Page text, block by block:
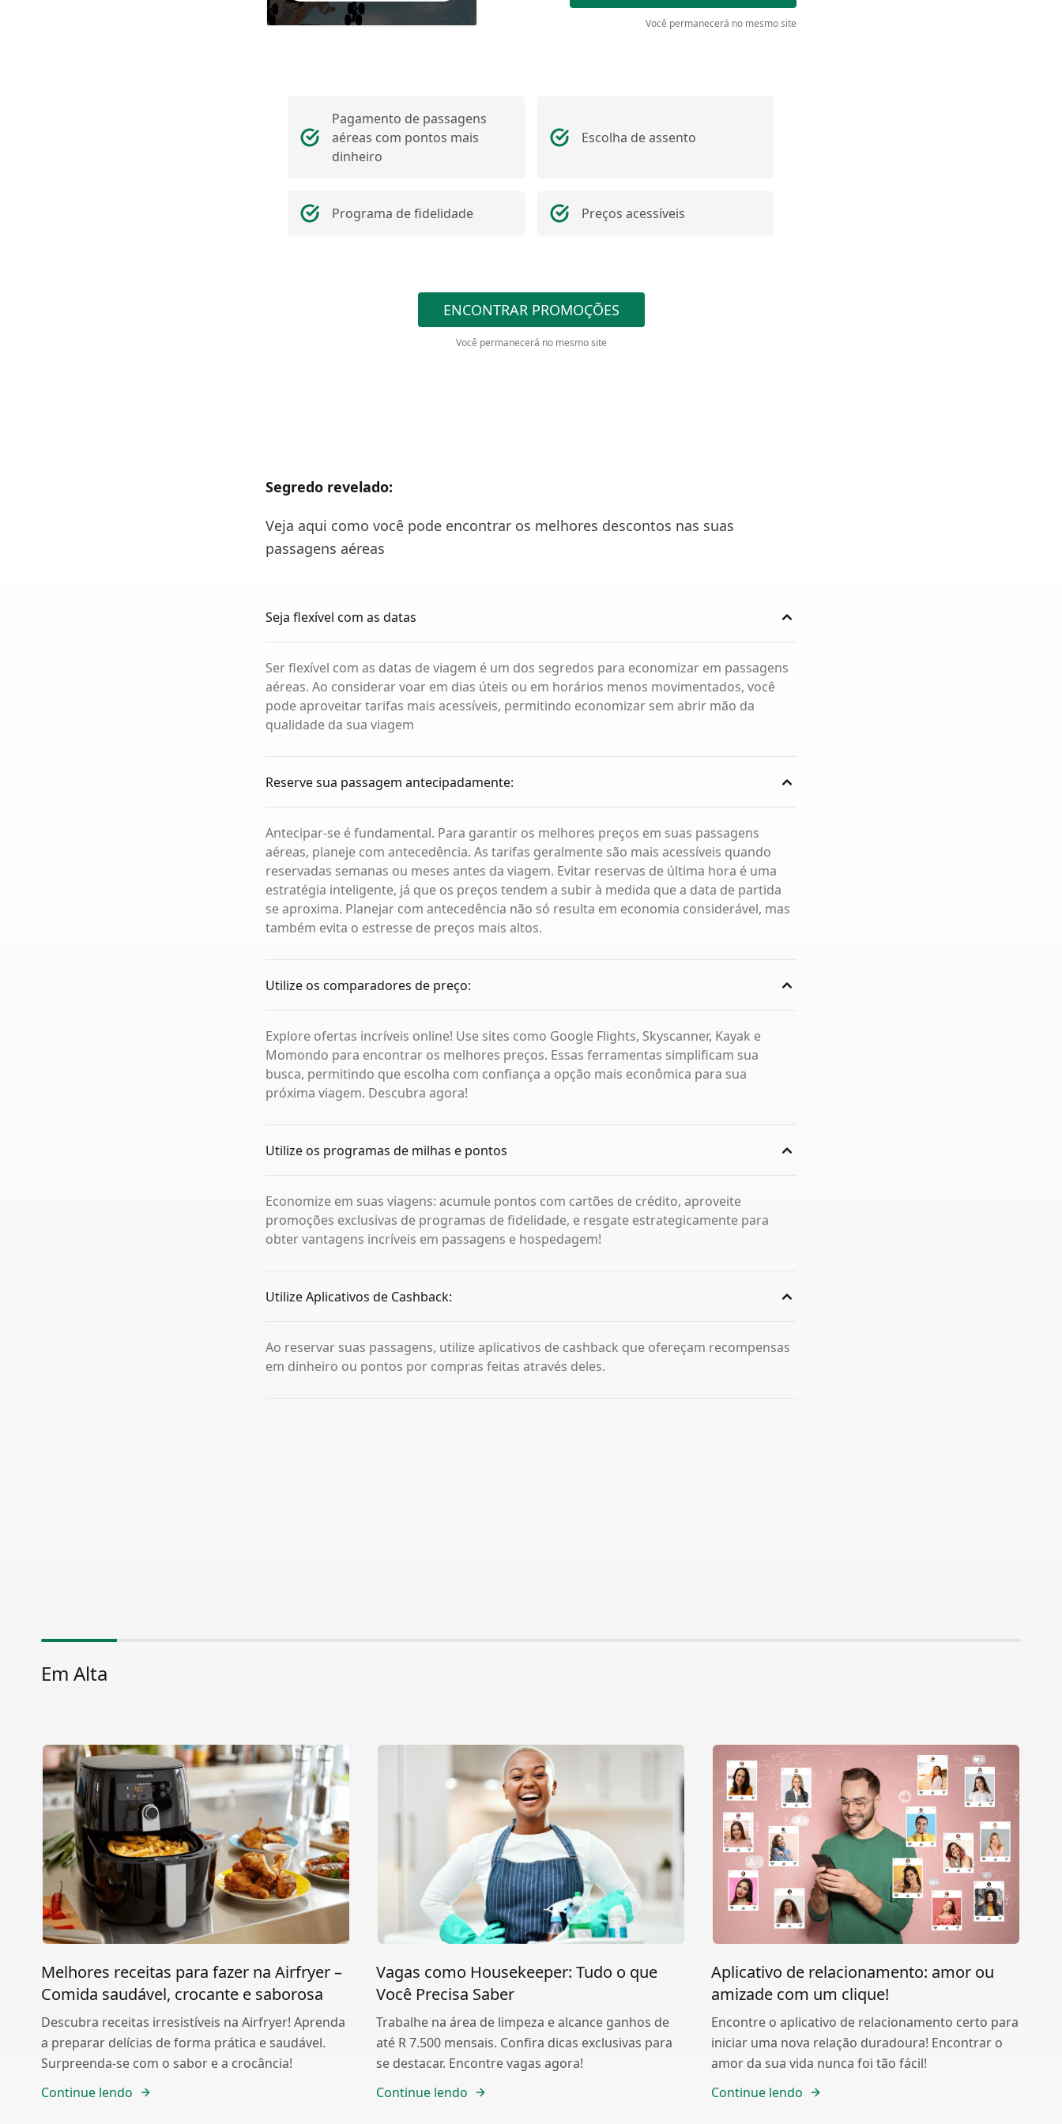
Você permanecerá no mesmo site
Pagamento de passagens
aéreas com pontos mais
dinheiro
Escolha de assento
Programa de fidelidade Preços acessíveis
ENCONTRAR PROMOÇÕES
Você permanecerá no mesmo site
Segredo revelado:
Veja aqui como você pode encontrar os melhores descontos nas suas
passagens aéreas
Seja flexível com as datas
Ser flexível com as datas de viagem é um dos segredos para economizar em passagens
aéreas. Ao considerar voar em dias úteis ou em horários menos movimentados, você
pode aproveitar tarifas mais acessíveis, permitindo economizar sem abrir mão da
qualidade da sua viagem
Reserve sua passagem antecipadamente:
Antecipar-se é fundamental. Para garantir os melhores preços em suas passagens
aéreas, planeje com antecedência. As tarifas geralmente são mais acessíveis quando
reservadas semanas ou meses antes da viagem. Evitar reservas de última hora é uma
estratégia inteligente, já que os preços tendem a subir à medida que a data de partida
se aproxima. Planejar com antecedência não só resulta em economia considerável, mas
também evita o estresse de preços mais altos.
Utilize os comparadores de preço:
Explore ofertas incríveis online! Use sites como Google Flights, Skyscanner, Kayak e
Momondo para encontrar os melhores preços. Essas ferramentas simplificam sua
busca, permitindo que escolha com confiança a opção mais econômica para sua
próxima viagem. Descubra agora!
Utilize os programas de milhas e pontos
Economize em suas viagens: acumule pontos com cartões de crédito, aproveite
promoções exclusivas de programas de fidelidade, e resgate estrategicamente para
obter vantagens incríveis em passagens e hospedagem!
Utilize Aplicativos de Cashback:
Ao reservar suas passagens, utilize aplicativos de cashback que ofereçam recompensas
em dinheiro ou pontos por compras feitas através deles.
Em Alta
Melhores receitas para fazer na Airfryer –
Comida saudável, crocante e saborosa
Descubra receitas irresistíveis na Airfryer! Aprenda
a preparar delícias de forma prática e saudável.
Surpreenda-se com o sabor e a crocância!
Continue lendo
Vagas como Housekeeper: Tudo o que
Você Precisa Saber
Trabalhe na área de limpeza e alcance ganhos de
até R 7.500 mensais. Confira dicas exclusivas para
se destacar. Encontre vagas agora!
Continue lendo
Aplicativo de relacionamento: amor ou
amizade com um clique!
Encontre o aplicativo de relacionamento certo para
iniciar uma nova relação duradoura! Encontrar o
amor da sua vida nunca foi tão fácil!
Continue lendo